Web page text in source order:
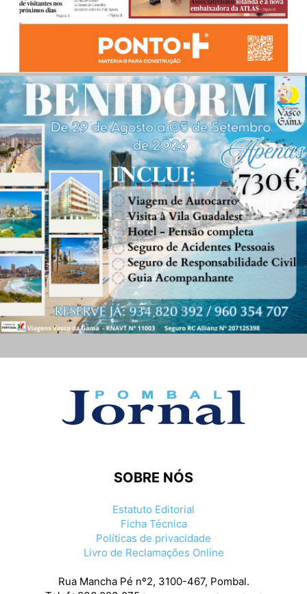
SOBRE NÓS
Estatuto Editorial
Ficha Técnica
Políticas de privacidade
Livro de Reclamações Online
Rua Mancha Pé nº2, 3100-467, Pombal.